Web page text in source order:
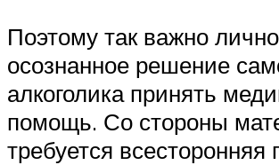
Поэтому так важно
осознанное решение
алкоголика принять
помощь. Со стороны
требуется всесторонняя